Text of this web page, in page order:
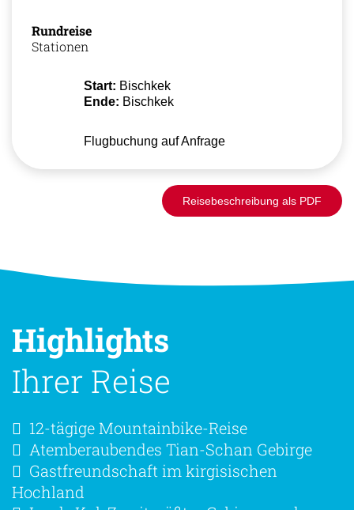
Rundreise
Stationen
Start: Bischkek
Ende: Bischkek
Flugbuchung auf Anfrage
Reisebeschreibung als PDF
Highlights
Ihrer Reise
12-tägige Mountainbike-Reise
Atemberaubendes Tian-Schan Gebirge
Gastfreundschaft im kirgisischen
Hochland